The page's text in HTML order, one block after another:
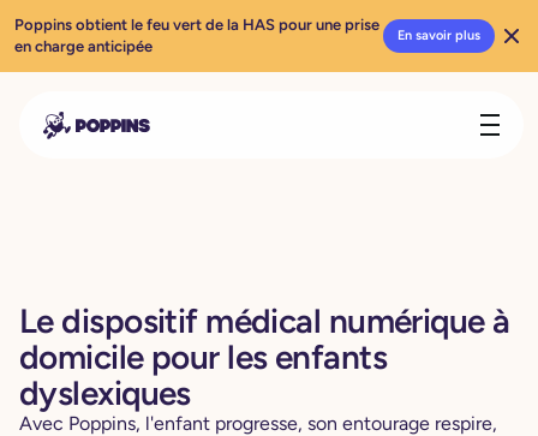
Le dispositif médical numérique à
domicile pour les enfants
dyslexiques
Avec Poppins, l'enfant progresse, son entourage respire,
Poppins obtient le feu vert de la HAS pour une prise
en charge anticipée
En savoir plus